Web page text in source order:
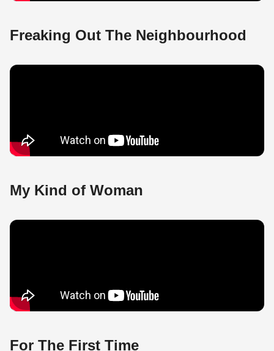
Freaking Out The Neighbourhood
My Kind of Woman
For The First Time